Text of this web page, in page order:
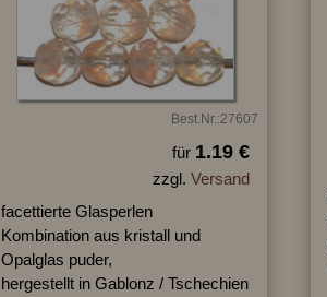
Best.Nr.:27607
für 1.19 €
zzgl. Versand
facettierte Glasperlen
Kombination aus kristall und
Opalglas puder,
hergestellt in Gablonz / Tschechien